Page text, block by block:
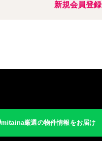
新規会員登録
mitaina厳選の物件情報をお届け